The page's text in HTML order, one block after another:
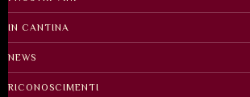
IN CANTINA
NEWS
RICONOSCIMENTI